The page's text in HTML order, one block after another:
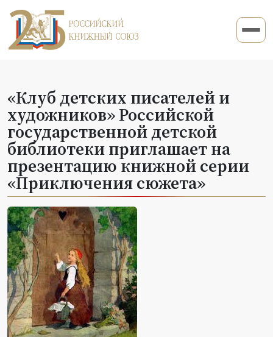
«Клуб детских писателей и
художников» Российской
государственной детской
библиотеки приглашает на
презентацию книжной серии
«Приключения сюжета»